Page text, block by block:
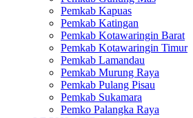
Pemkab Kapuas
Pemkab Katingan
Pemkab Kotawaringin Barat
Pemkab Kotawaringin Timur
Pemkab Lamandau
Pemkab Murung Raya
Pemkab Pulang Pisau
Pemkab Sukamara
Pemko Palangka Raya